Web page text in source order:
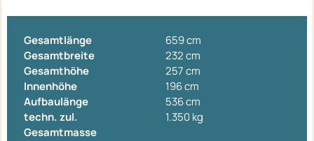
Gesamtlänge
659 cm
Gesamtbreite
232 cm
Gesamthöhe
257 cm
Innenhöhe
196 cm
Aufbaulänge
536 cm
techn. zul.
Gesamtmasse
1.350 kg